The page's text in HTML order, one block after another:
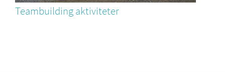
Teambuilding aktiviteter